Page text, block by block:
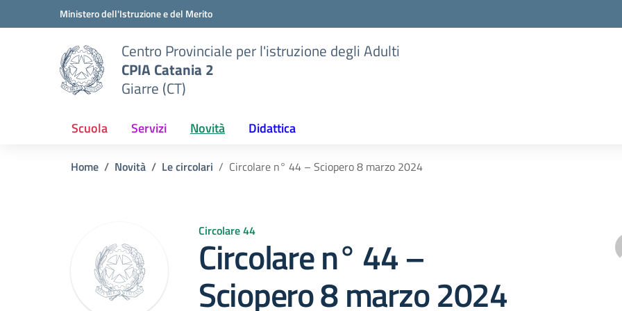
Vai ai contenuti
Vai al menu di navigazioneMinistero dell'Istruzione e del Merito
Centro Provinciale per l'istruzione degli Adulti
CPIA Catania 2
Giarre (CT)
Scuola Servizi Novità Didattica
Home Novità Le circolari Circolare n° 44 – Sciopero 8 marzo 2024
Circolare 44
Circolare n° 44 –
Sciopero 8 marzo 2024